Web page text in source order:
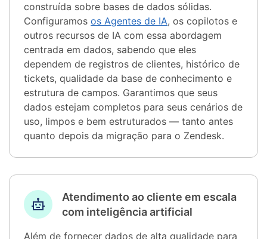
construída sobre bases de dados sólidas.
Configuramosos Agentes de IA, os copilotos e
outros recursos de IA com essa abordagem
centrada em dados, sabendo que eles
dependem de registros de clientes, histórico de
tickets, qualidade da base de conhecimento e
estrutura de campos. Garantimos que seus
dados estejam completos para seus cenários de
uso, limpos e bem estruturados — tanto antes
quanto depois da migração para o Zendesk.
Atendimento ao cliente em escala
com inteligência artificial
Além de fornecer dados de alta qualidade para